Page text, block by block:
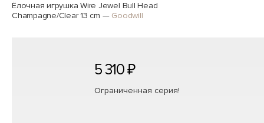
Ёлочная игрушка Wire Jewel Bull Head
Champagne/Clear 13 cm — Goodwill
5 310 ₽
Ограниченная серия!